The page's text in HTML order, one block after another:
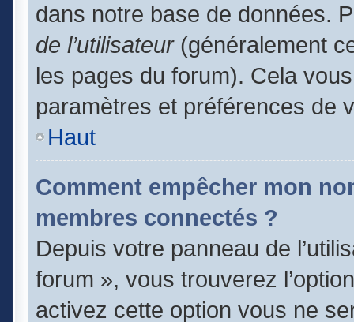
dans notre base de données.
de l’utilisateur(généralement
les pages du forum). Cela
paramètres et préférences de
Haut
Comment empêcher mon
membres connectés ?
Depuis votre panneau de
forum », vous trouverez
activez cette option vous ne